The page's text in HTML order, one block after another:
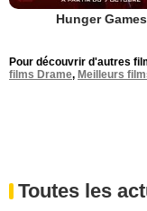
Hunger Games
Pour découvrir d'autres
films Drame, Meilleurs
Toutes les